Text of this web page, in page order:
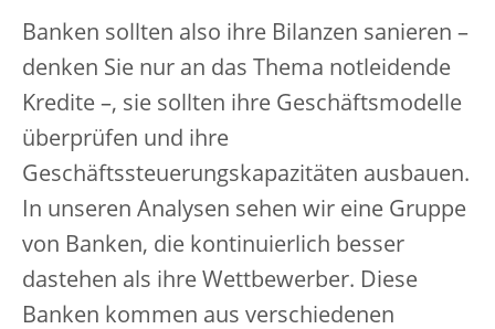
Banken sollten also ihre Bilanzen sanieren –
denken Sie nur an das Thema notleidende
Kredite –, sie sollten ihre Geschäftsmodelle
überprüfen und ihre
Geschäftssteuerungskapazitäten ausbauen.
In unseren Analysen sehen wir eine Gruppe
von Banken, die kontinuierlich besser
dastehen als ihre Wettbewerber. Diese
Banken kommen aus verschiedenen